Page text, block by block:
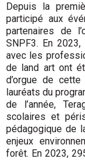
Depuis la
participé aux
partenaires de
SNPF3. En
avec les
de land art ont
d’orgue de
lauréats du
de l’année,
scolaires et
pédagogique de
enjeux
forêt. En 2023,